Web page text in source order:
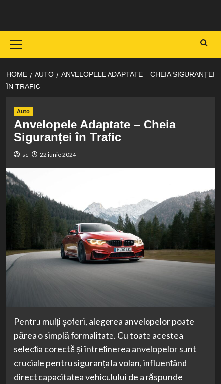
content
Menu
HOME AUTO
ANVELOPELE ADAPTATE – CHEIA SIGURANȚEI
ÎN TRAFIC
Auto
Anvelopele Adaptate – Cheia
Siguranței în Trafic
sc 22 iunie 2024
Pentru mulți șoferi, alegerea anvelopelor poate
părea o simplă formalitate. Cu toate acestea,
selecția corectă și întreținerea anvelopelor sunt
cruciale pentru siguranța la volan, influențând
direct capacitatea vehiculului de a răspunde